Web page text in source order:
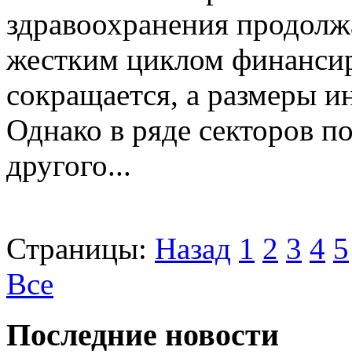
здравоохранения
жестким циклом
сокращается, а размеры
Однако в ряде секторов
другого...
Страницы: Назад 1 2 3 4 5
Все
Последние новости